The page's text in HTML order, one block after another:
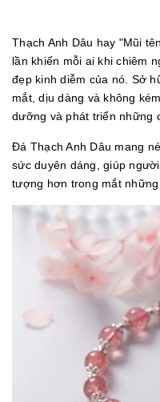
Thạch Anh Dâu hay "Mũi
lần khiến mỗi ai khi chiêm
đẹp kinh diễm của nó. Sở
mắt, dịu dàng và không
dưỡng và phát triển những
Đá Thạch Anh Dâu mang
sức duyên dáng, giúp
tượng hơn trong mắt